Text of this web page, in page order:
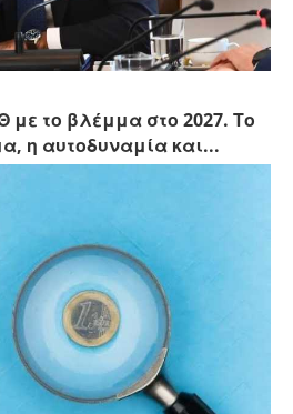
με το βλέμμα στο 2027. Το
η αυτοδυναμία και...